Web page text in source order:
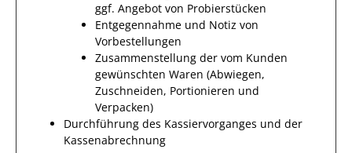
ggf. Angebot von Probierstücken
Entgegennahme und Notiz von
Vorbestellungen
Zusammenstellung der vom Kunden
gewünschten Waren (Abwiegen,
Zuschneiden, Portionieren und
Verpacken)
Durchführung des Kassiervorganges und der
Kassenabrechnung